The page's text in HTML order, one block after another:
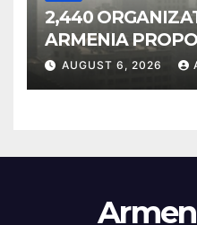
2,440
ARMENIA
INCLUSION IN
POLLUTERS
AUGUST 6, 2026